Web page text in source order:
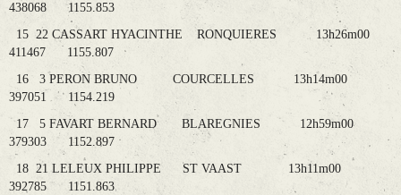
438068 1155.853
15 22 CASSART HYACINTHE RONQUIERES 13h26m00
411467 1155.807
16 3 PERON BRUNO COURCELLES 13h14m00
397051 1154.219
17 5 FAVART BERNARD BLAREGNIES 12h59m00
379303 1152.897
18 21 LELEUX PHILIPPE ST VAAST 13h11m00
392785 1151.863